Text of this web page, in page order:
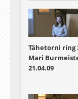
Tähetorni ring
Mari
21.04.09